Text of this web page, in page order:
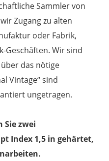
Sammler von
Zugang zu alten
oder Fabrik,
Geschäften. Wir sind
das nötige
Vintage“ sind
ungetragen.
Sie zwei
Index 1,5 in gehärtet,